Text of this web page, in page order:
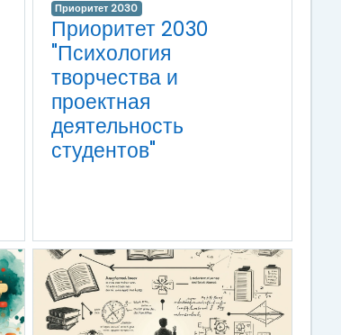
Приоритет 2030
Приоритет 2030
"Психология
творчества и
проектная
деятельность
студентов"